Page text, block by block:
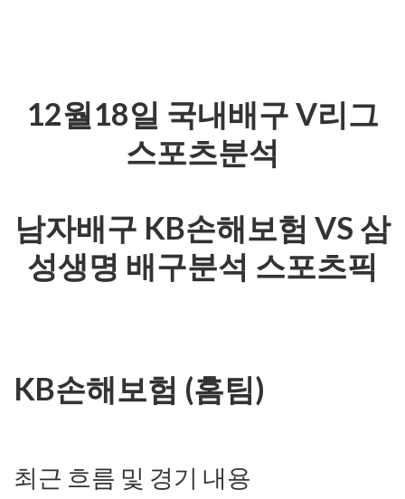
12월18일 국내배구 V리그
스포츠분석
남자배구 KB손해보험 VS 삼
성생명 배구분석 스포츠픽
KB손해보험 (홈팀)
최근 흐름 및 경기 내용